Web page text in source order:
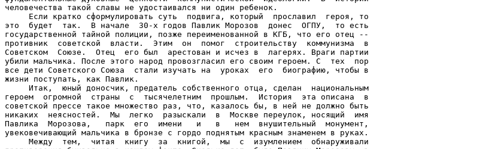
человечества такой славы не удостаивался ни один ребенок.
     Если кратко сформулировать суть  подвига, который  прославил  героя, то
это  будет  так.  В начале  30-х годов Павлик Морозов  донес  ОГПУ,  то есть
государственной тайной полиции, позже переименованной в КГБ, что его отец --
противник  советской  власти.  Этим  он  помог  строительству  коммунизма  в
Советском  Союзе.  Отец  его был  арестован и исчез в  лагерях. Враги партии
убили мальчика. После этого народ провозгласил его своим героем. С  тех  пор
все дети Советского Союза  стали изучать на  уроках  его  биографию, чтобы в
жизни поступать, как Павлик.
     Итак,  юный доносчик, предатель собственного отца, сделан  национальным
героем  огромной  страны  с  тысячелетним  прошлым.  История  эта описана  в
советской прессе такое множество раз, что, казалось бы, в ней не должно быть
никаких  неясностей.  Мы  легко  разыскали  в  Москве переулок, носящий  имя
Павлика  Морозова,   парк  его  имени   и   в   нем  внушительный  монумент,
увековечивающий мальчика в бронзе с гордо поднятым красным знаменем в руках.
     Между  тем,  читая  книгу  за  книгой,  мы  с  изумлением  обнаруживали